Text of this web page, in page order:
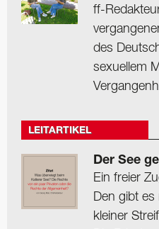
ff-
des
sexuellem
LEITARTIKEL
Der See
Ein freier
Den gibt es
kleiner